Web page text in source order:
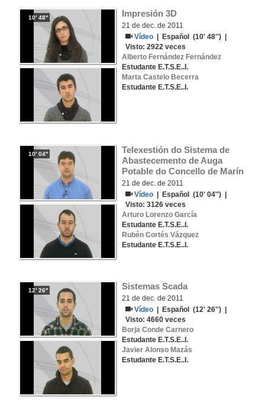
10' 48'' Impresión 3D
21 de dec. de 2011
Vídeo
Español
(10' 48'') |
Visto:2922 veces
Alberto Fernández Fernández
Estudante E.T.S.E..I.
Marta Castelo Becerra
Estudante E.T.S.E..I.
10' 04''
Telexestión do Sistema de
Abastecemento de Auga
Potable do Concello de Marín
21 de dec. de 2011
Vídeo
Español
(10' 04'') |
Visto:3126 veces
Arturo Lorenzo García
Estudante E.T.S.E..I.
Rubén Cortés Vázquez
Estudante E.T.S.E..I.
12' 26'' Sistemas Scada
21 de dec. de 2011
Vídeo
Español
(12' 26'') |
Visto:4660 veces
Borja Conde Carnero
Estudante E.T.S.E..I.
Javier Alonso Mazás
Estudante E.T.S.E..I.